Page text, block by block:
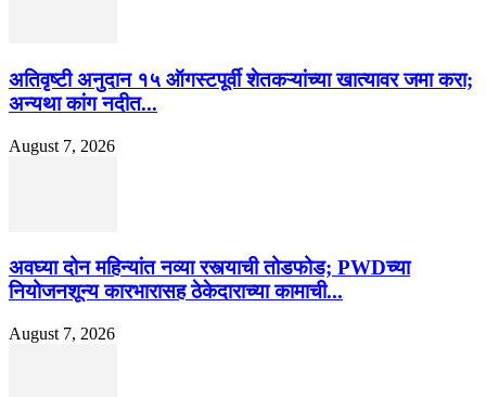
अतिवृष्टी अनुदान १५ ऑगस्टपूर्वी शेतकऱ्यांच्या खात्यावर जमा करा;
अन्यथा कांग नदीत...
August 7, 2026
अवघ्या दोन महिन्यांत नव्या रस्त्याची तोडफोड; PWDच्या
नियोजनशून्य कारभारासह ठेकेदाराच्या कामाची...
August 7, 2026